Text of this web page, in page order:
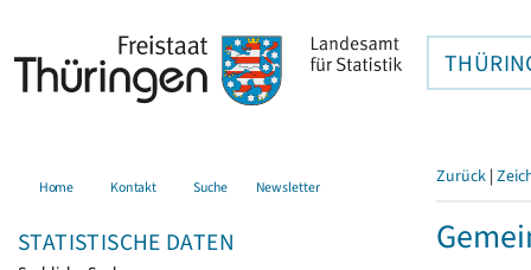
Home Kontakt Suche Newsletter
STATISTISCHE DATEN
Zurück |